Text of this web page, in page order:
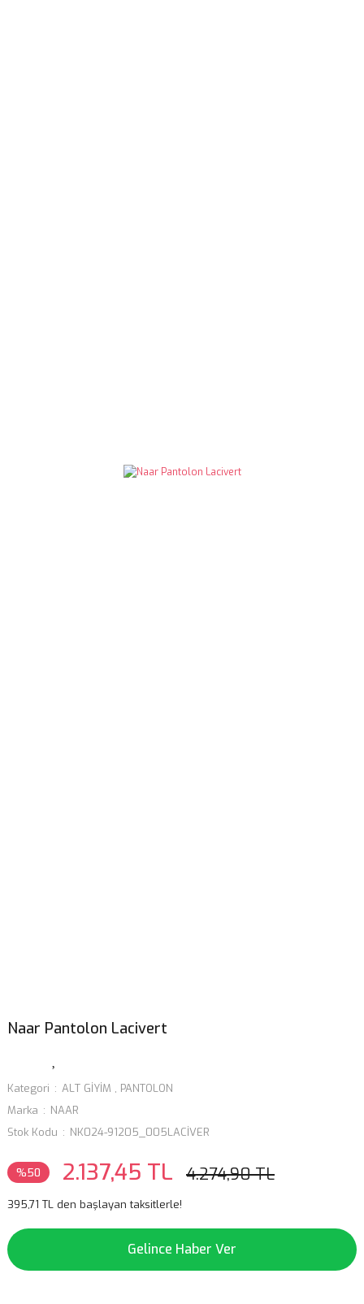
Naar Pantolon Lacivert
Kategori ALT GİYİM , PANTOLON
Marka
NAAR
Stok Kodu
NK024-91205_005LACİVER
%50 2.137,45 TL 4.274,90 TL
395,71 TL den başlayan taksitlerle!
Gelince Haber Ver